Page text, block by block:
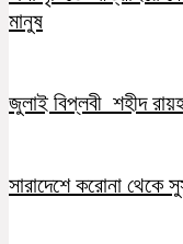
মানুষ
জুলাই বিপ্লবী শহীদ
সারাদেশে করোনা থেকে